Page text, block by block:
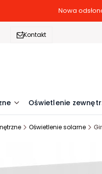
Nowa
Kontakt
Oświetlenie
Oświetlenie solarne